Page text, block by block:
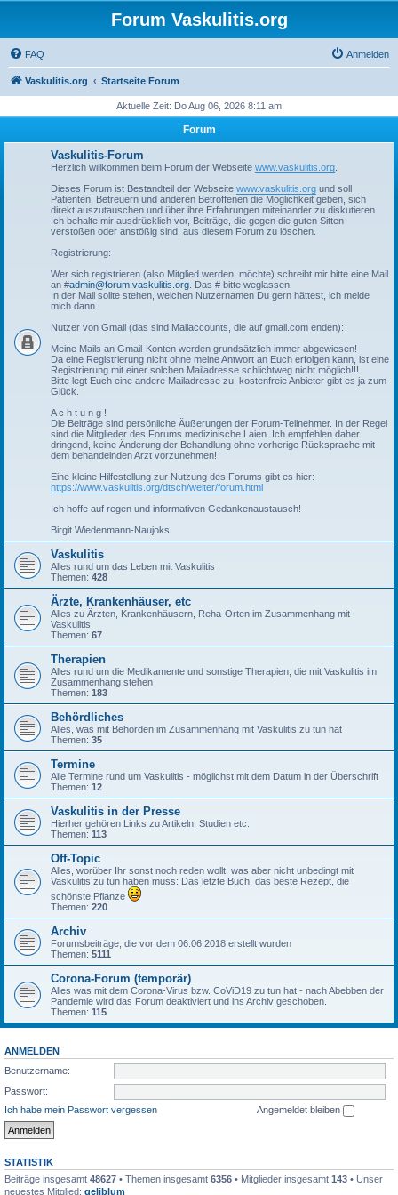
Forum Vaskulitis.org
FAQ Anmelden
Vaskulitis.org Startseite Forum
Aktuelle Zeit: Do Aug 06, 2026 8:11 am
Forum
Vaskulitis-Forum
Herzlich willkommen beim Forum der Webseite www.vaskulitis.org
Dieses Forum ist Bestandteil der Webseite www.vaskulitis.org und soll
Patienten, Betreuern und anderen Betroffenen die Möglichkeit geben, sich
direkt auszutauschen und über ihre Erfahrungen miteinander zu diskutieren.
Ich behalte mir ausdrücklich vor, Beiträge, die gegen die guten Sitten
verstoßen oder anstößig sind, aus diesem Forum zu löschen.
Registrierung:
Wer sich registrieren (also Mitglied werden, möchte) schreibt mir bitte eine Mail
an #admin@forum.vaskulitis.org . Das # bitte weglassen.
In der Mail sollte stehen, welchen Nutzernamen Du gern hättest, ich melde
mich dann.
Nutzer von Gmail (das sind Mailaccounts, die auf gmail.com enden):
Meine Mails an Gmail-Konten werden grundsätzlich immer abgewiesen!
Da eine Registrierung nicht ohne meine Antwort an Euch erfolgen kann, ist eine
Registrierung mit einer solchen Mailadresse schlichtweg nicht möglich!!!
Bitte legt Euch eine andere Mailadresse zu, kostenfreie Anbieter gibt es ja zum
Glück.
A c h t u n g !
Die Beiträge sind persönliche Äußerungen der Forum-Teilnehmer. In der Regel
sind die Mitglieder des Forums medizinische Laien. Ich empfehlen daher
dringend, keine Änderung der Behandlung ohne vorherige Rücksprache mit
dem behandelnden Arzt vorzunehmen!
Eine kleine Hilfestellung zur Nutzung des Forums gibt es hier:
https://www.vaskulitis.org/dtsch/weiter/forum.html
Ich hoffe auf regen und informativen Gedankenaustausch!
Birgit Wiedenmann-Naujoks
Vaskulitis
Alles rund um das Leben mit Vaskulitis
Themen: 428
Ärzte, Krankenhäuser, etc
Alles zu Ärzten, Krankenhäusern, Reha-Orten im Zusammenhang mit
Vaskulitis
Themen: 67
Therapien
Alles rund um die Medikamente und sonstige Therapien, die mit Vaskulitis im
Zusammenhang stehen
Themen: 183
Behördliches
Alles, was mit Behörden im Zusammenhang mit Vaskulitis zu tun hat
Themen: 35
Termine
Alle Termine rund um Vaskulitis - möglichst mit dem Datum in der Überschrift
Themen: 12
Vaskulitis in der Presse
Hierher gehören Links zu Artikeln, Studien etc.
Themen: 113
Off-Topic
Alles, worüber Ihr sonst noch reden wollt, was aber nicht unbedingt mit
Vaskulitis zu tun haben muss: Das letzte Buch, das beste Rezept, die
schönste Pflanze
Themen: 220
Archiv
Forumsbeiträge, die vor dem 06.06.2018 erstellt wurden
Themen: 5111
Corona-Forum (temporär)
Alles was mit dem Corona-Virus bzw. CoViD19 zu tun hat - nach Abebben der
Pandemie wird das Forum deaktiviert und ins Archiv geschoben.
Themen: 115
ANMELDEN
Benutzername:
Passwort:
Ich habe mein Passwort vergessen
Angemeldet bleiben
STATISTIK
Beiträge insgesamt 48627 • Themen insgesamt 6356 • Mitglieder insgesamt 143 • Unser
neuestes Mitglied: geliblum